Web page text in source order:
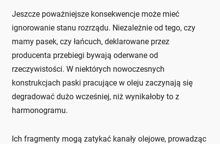
Jeszcze poważniejsze konsekwencje może mieć
ignorowanie stanu rozrządu. Niezależnie od tego, czy
mamy pasek, czy łańcuch, deklarowane przez
producenta przebiegi bywają oderwane od
rzeczywistości. W niektórych nowoczesnych
konstrukcjach paski pracujące w oleju zaczynają się
degradować dużo wcześniej, niż wynikałoby to z
harmonogramu.
Ich fragmenty mogą zatykać kanały olejowe, prowadząc